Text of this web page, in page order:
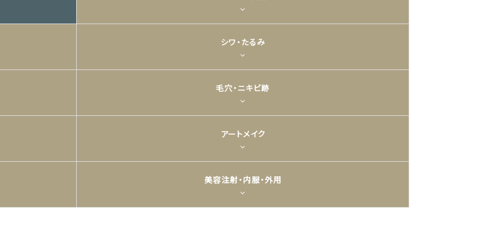
シワ・たるみ
毛穴・ニキビ跡
アートメイク
美容注射・内服・外用